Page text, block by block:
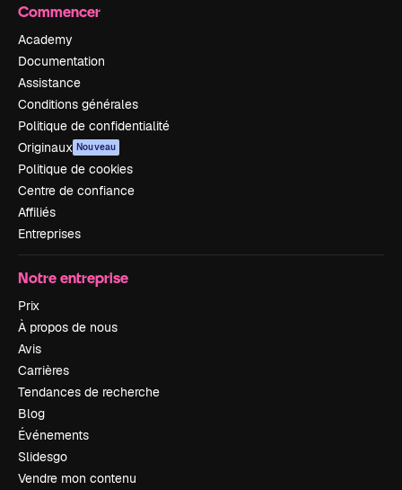
Commencer
Academy
Documentation
Assistance
Conditions générales
Politique de confidentialité
Originaux Nouveau
Politique de cookies
Centre de confiance
Affiliés
Entreprises
Notre entreprise
Prix
À propos de nous
Avis
Carrières
Tendances de recherche
Blog
Événements
Slidesgo
Vendre mon contenu